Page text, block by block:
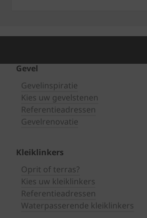
Gevel
Gevelinspiratie
Kies uw gevelstenen
Referentieadressen
Gevelrenovatie
Kleiklinkers
Oprit of terras?
Kies uw kleiklinkers
Referentieadressen
Waterpasserende kleiklinkers